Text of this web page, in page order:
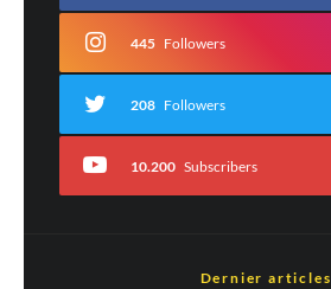
Commentaire*
445 Followers
208 Followers
10.200 Subscribers
Dernier articles